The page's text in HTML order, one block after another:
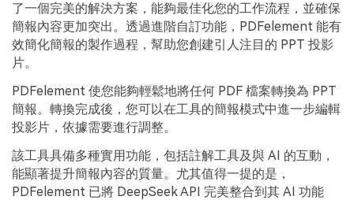
了一個完美的解決方案，能夠最佳化您的工作流程，並確保
簡報內容更加突出。透過進階自訂功能，PDFelement 能有
效簡化簡報的製作過程，幫助您創建引人注目的 PPT 投影
片。
PDFelement 使您能夠輕鬆地將任何 PDF 檔案轉換為 PPT
簡報。轉換完成後，您可以在工具的簡報模式中進一步編輯
投影片，依據需要進行調整。
該工具具備多種實用功能，包括註解工具及與 AI 的互動，
能顯著提升簡報內容的質量。尤其值得一提的是，
PDFelement 已將 DeepSeek API 完美整合到其 AI 功能